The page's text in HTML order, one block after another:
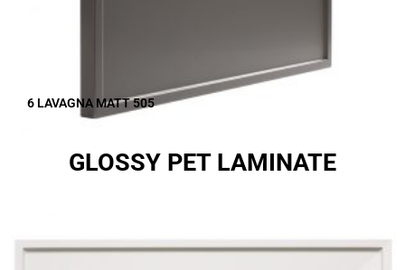
6 LAVAGNA MATT 505
GLOSSY PET LAMINATE